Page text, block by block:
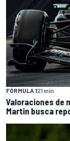
FÓRMULA 121 min
Valoraciones de
Martin busca